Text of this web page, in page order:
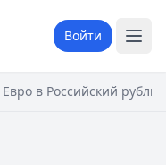
Войти
в Российский рубль